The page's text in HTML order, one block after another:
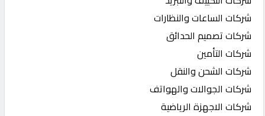
شركات الساعات والنظارات
شركات تصميم الحدائق
شركات التأمين
شركات الشحن والنقل
شركات الجوالات والهواتف
شركات الاجهزة الرياضية